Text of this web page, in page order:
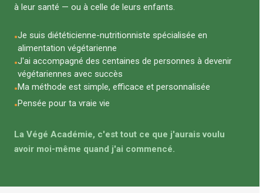
à leur santé — ou à celle de leurs enfants.
Je suis diététicienne-nutritionniste spécialisée en
alimentation végétarienne
J'ai accompagné des centaines de personnes à devenir
végétariennes avec succès
Ma méthode est simple, efficace et personnalisée
Pensée pour ta vraie vie
La Végé Académie, c'est tout ce que j'aurais voulu
avoir moi-même quand j'ai commencé.